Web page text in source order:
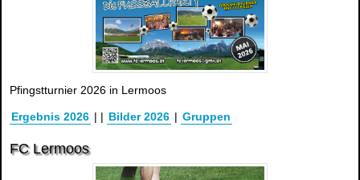
Pfingstturnier 2026 in Lermoos
Ergebnis 2026 | | Bilder 2026 | Gruppen
FC Lermoos